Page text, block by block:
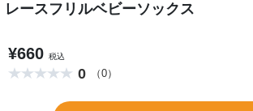
レースフリルベビーソックス
¥660 税込
0 （0）